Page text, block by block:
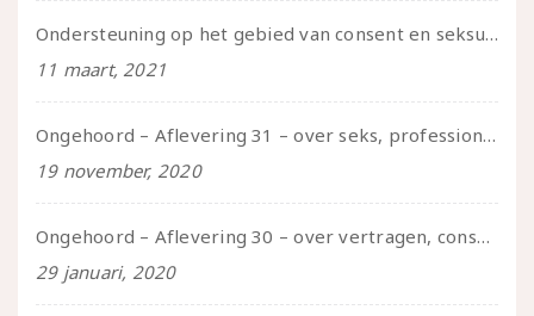
Ondersteuning op het gebied van consent en seksualiteit
11 maart, 2021
Ongehoord – Aflevering 31 – over seks, professioneel en persoonlijk, een gesprek met Marije
19 november, 2020
Ongehoord – Aflevering 30 – over vertragen, consent en negatieve gevoelens met Meg-John Barker
29 januari, 2020